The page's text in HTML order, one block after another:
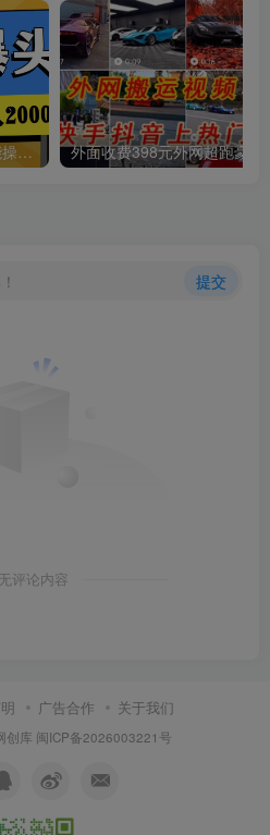
AI起号撸爆头条，小白也能操作，日入2000+
提交
评论内容
广告合作 关于我们
创库 闽ICP备2026003221号